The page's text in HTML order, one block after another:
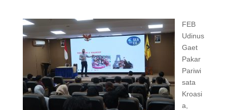
FEB
Udinus
Gaet
Pakar
Pariwi
sata
Kroasi
a,